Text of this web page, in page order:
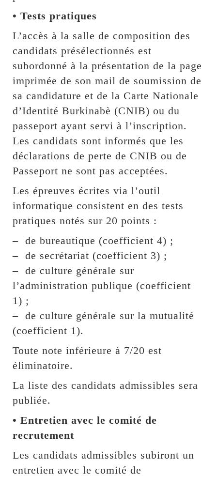
• Tests pratiques
L’accès à la salle de composition des
candidats présélectionnés est
subordonné à la présentation de la page
imprimée de son mail de soumission de
sa candidature et de la Carte Nationale
d’Identité Burkinabè (CNIB) ou du
passeport ayant servi à l’inscription.
Les candidats sont informés que les
déclarations de perte de CNIB ou de
Passeport ne sont pas acceptées.
Les épreuves écrites via l’outil
informatique consistent en des tests
pratiques notés sur 20 points :
– de bureautique (coefficient 4) ;
– de secrétariat (coefficient 3) ;
– de culture générale sur
l’administration publique (coefficient
1) ;
– de culture générale sur la mutualité
(coefficient 1).
Toute note inférieure à 7/20 est
éliminatoire.
La liste des candidats admissibles sera
publiée.
• Entretien avec le comité de
recrutement
Les candidats admissibles subiront un
entretien avec le comité de